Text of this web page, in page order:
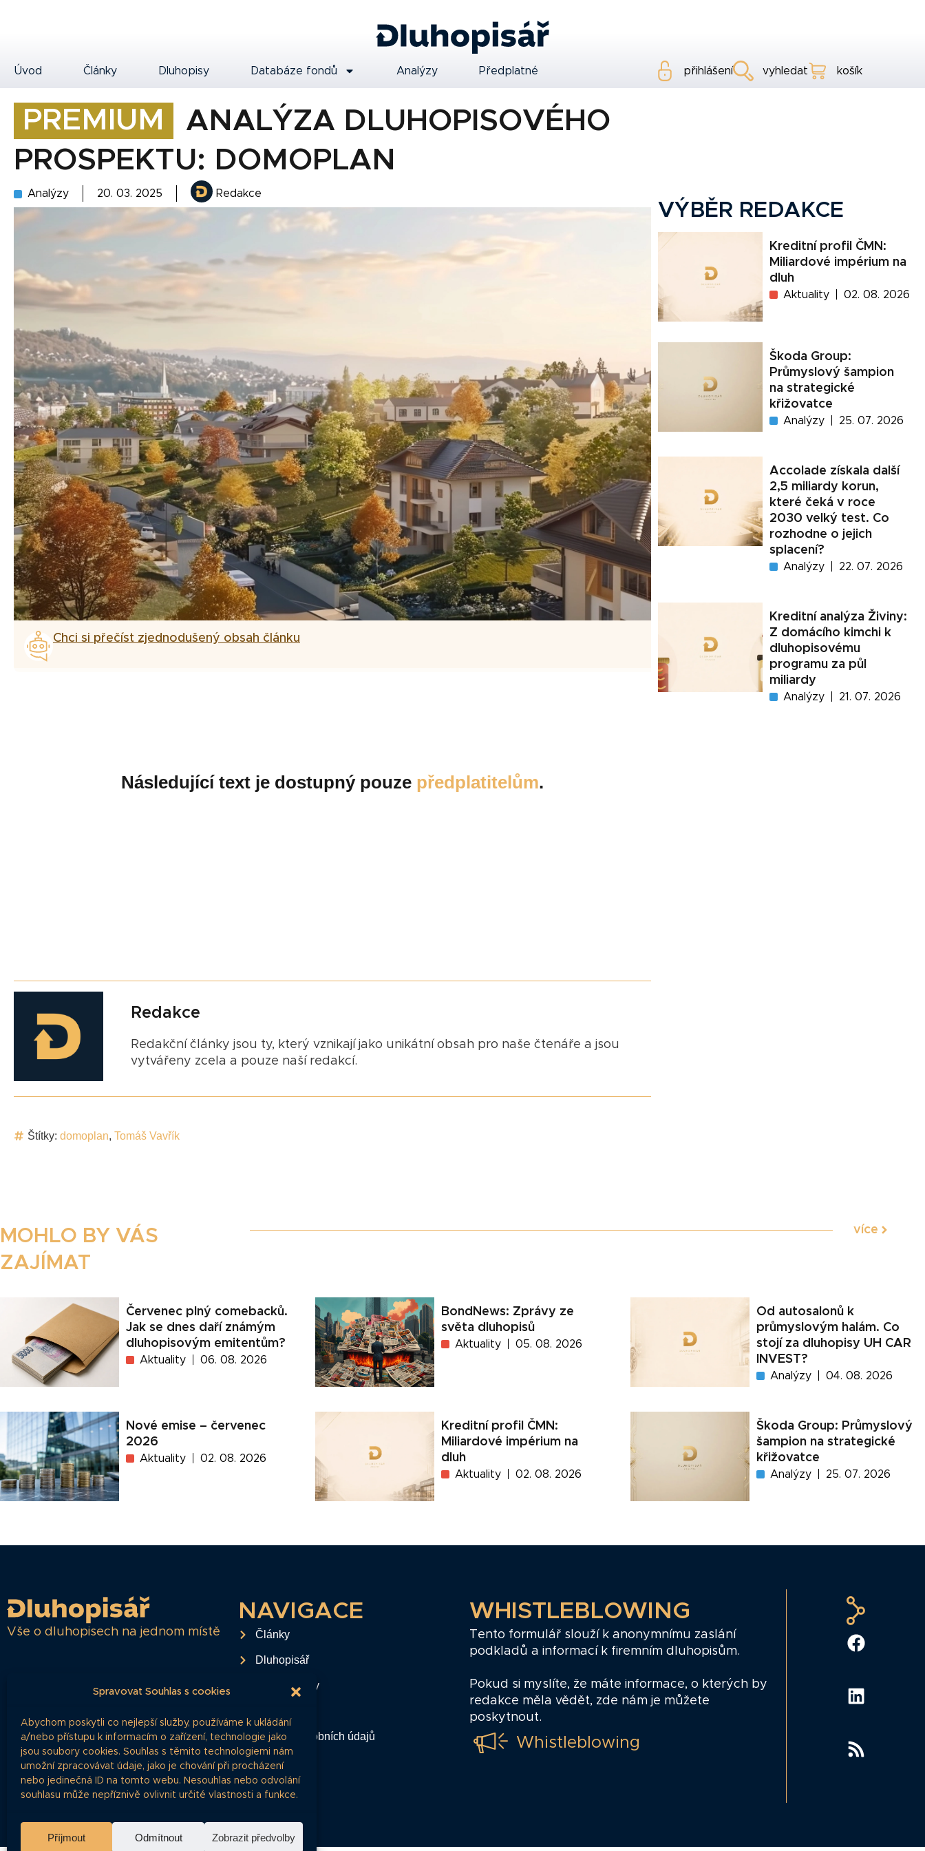
Spravovat Souhlas s cookies
Abychom poskytli co nejlepší služby, používáme k ukládání
a/nebo přístupu k informacím o zařízení, technologie jako
jsou soubory cookies. Souhlas s těmito technologiemi nám
umožní zpracovávat údaje, jako je chování při procházení
nebo jedinečná ID na tomto webu. Nesouhlas nebo odvolání
souhlasu může nepříznivě ovlivnit určité vlastnosti a funkce.
Příjmout Odmítnout Zobrazit předvolby
Úvod Články Dluhopisy Databáze fondů Analýzy Předplatné přihlášení vyhledat košík
PREMIUM
ANALÝZA DLUHOPISOVÉHO
PROSPEKTU: DOMOPLAN
Analýzy 20. 03. 2025 Redakce
Chci si přečíst zjednodušený obsah článku
Následující text je dostupný pouze předplatitelům.
Redakce
Redakční články jsou ty, který vznikají jako unikátní obsah pro naše čtenáře a jsou
vytvářeny zcela a pouze naší redakcí.
Štítky: domoplan, Tomáš Vavřík
VÝBĚR REDAKCE
Kreditní profil ČMN:
Miliardové impérium na
dluh
Aktuality 02. 08. 2026
Škoda Group:
Průmyslový šampion
na strategické
křižovatce
Analýzy 25. 07. 2026
Accolade získala další
2,5 miliardy korun,
které čeká v roce
2030 velký test. Co
rozhodne o jejich
splacení?
Analýzy 22. 07. 2026
Kreditní analýza Živiny:
Z domácího kimchi k
dluhopisovému
programu za půl
miliardy
Analýzy 21. 07. 2026
MOHLO BY VÁS
ZAJÍMAT
více
Červenec plný comebacků.
Jak se dnes daří známým
dluhopisovým emitentům?
Aktuality 06. 08. 2026
BondNews: Zprávy ze
světa dluhopisů
Aktuality 05. 08. 2026
Od autosalonů k
průmyslovým halám. Co
stojí za dluhopisy UH CAR
INVEST?
Analýzy 04. 08. 2026
Nové emise – červenec
2026
Aktuality 02. 08. 2026
Kreditní profil ČMN:
Miliardové impérium na
dluh
Aktuality 02. 08. 2026
Škoda Group: Průmyslový
šampion na strategické
křižovatce
Analýzy 25. 07. 2026
Vše o dluhopisech na jednom místě
NAVIGACE
Články
Dluhopisář
Časté dotazy
Ochrana osobních údajů
RSS Feed
Kontakt
WHISTLEBLOWING
Tento formulář slouží k anonymnímu zaslání
podkladů a informací k firemním dluhopisům.
Pokud si myslíte, že máte informace, o kterých by
redakce měla vědět, zde nám je můžete
poskytnout.
Whistleblowing